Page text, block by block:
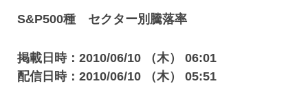
S&P500種 セクター別騰落率
掲載日時：2010/06/10 （木） 06:01
配信日時：2010/06/10 （木） 05:51